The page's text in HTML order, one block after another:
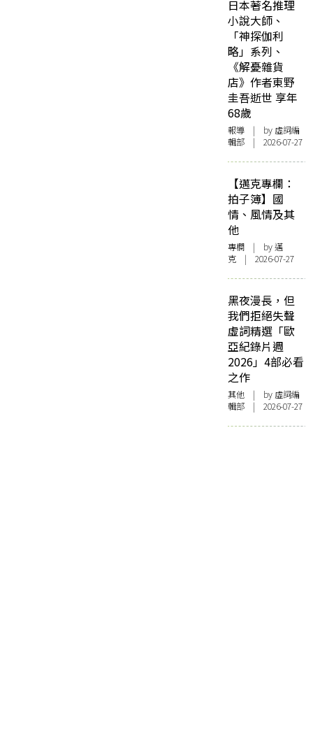
日本著名推理
小說大師、
「神探伽利
略」系列、
《解憂雜貨
店》作者東野
圭吾逝世 享年
68歲
報導 | by 虛詞編
輯部 | 2026-07-27
【邁克專欄：
拍子簿】國
情、風情及其
他
專欄 | by邁
克 | 2026-07-27
黑夜漫長，但
我們拒絕失聲
虛詞精選「歐
亞紀錄片週
2026」4部必看
之作
其他 | by 虛詞編
輯部 | 2026-07-27